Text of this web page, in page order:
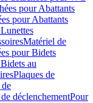
pour Abattants
pour Abattants
Matériel de
pour Bidets
au
Plaques de
de
déclenchementPour